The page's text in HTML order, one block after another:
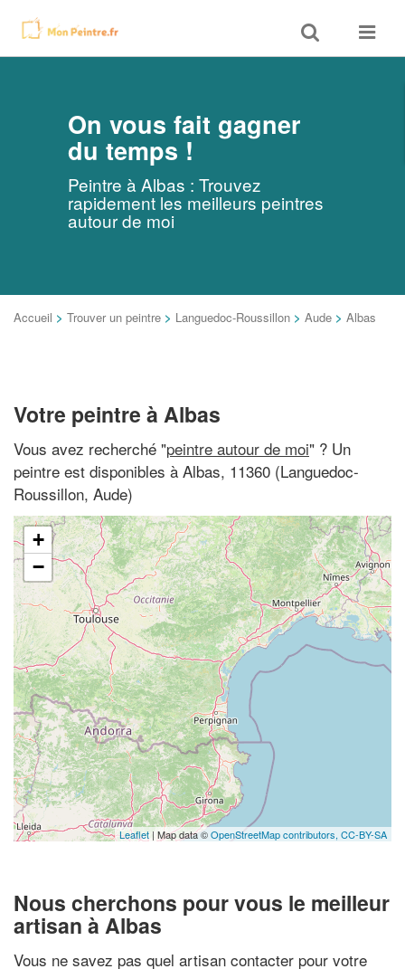
Toggle
search
Toggle
On vous fait gagner
du temps !
Peintre à Albas : Trouvez
rapidement les meilleurs peintres
autour de moi
Accueil > Trouver un peintre > Languedoc-Roussillon > Aude > Albas
Votre peintre à Albas
Vous avez recherché "peintre autour de moi" ? Un
peintre est disponibles à Albas, 11360 (Languedoc-
Roussillon, Aude)
+
−
Leaflet | Map data ©OpenStreetMap contributors, CC-BY-SA
Nous cherchons pour vous le meilleur
artisan à Albas
Vous ne savez pas quel artisan contacter pour votre